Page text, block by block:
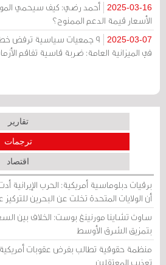
2025-03-16
أحمد رضي: كيف سيحمي
الأسعار قيمة الدعم الممنوح؟
2025-03-07
9 جمعيات سياسية ترفض
في الميزانية العامة: ضربة قاسية تفاقم
تقارير
ترجمات
اقتصاد
برقيات دبلوماسية أمريكية: الحرب الإيرانية
أن الولايات المتحدة تخلت عن البحرين
ساوث تشاينا مورنينغ بوست: الخلاف بين
بتمزيق الشرق الأوسط
منظمة حقوقية تطالب بفرض عقوبات
تعذيب المعتقلين